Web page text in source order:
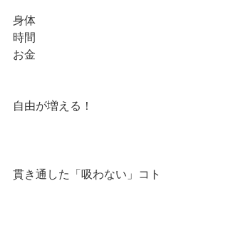
身体
時間
お金
自由が増える！
貫き通した「吸わない」コト